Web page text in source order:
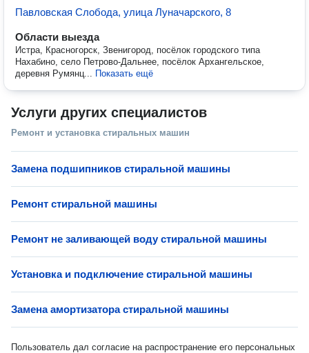
Павловская Слобода, улица Луначарского, 8
Области выезда
Истра, Красногорск, Звенигород, посёлок городского типа
Нахабино, село Петрово-Дальнее, посёлок Архангельское,
деревня Румянц... Показать ещё
Услуги других специалистов
Ремонт и установка стиральных машин
Замена подшипников стиральной машины
Ремонт стиральной машины
Ремонт не заливающей воду стиральной машины
Установка и подключение стиральной машины
Замена амортизатора стиральной машины
Пользователь дал согласие на распространение его персональных